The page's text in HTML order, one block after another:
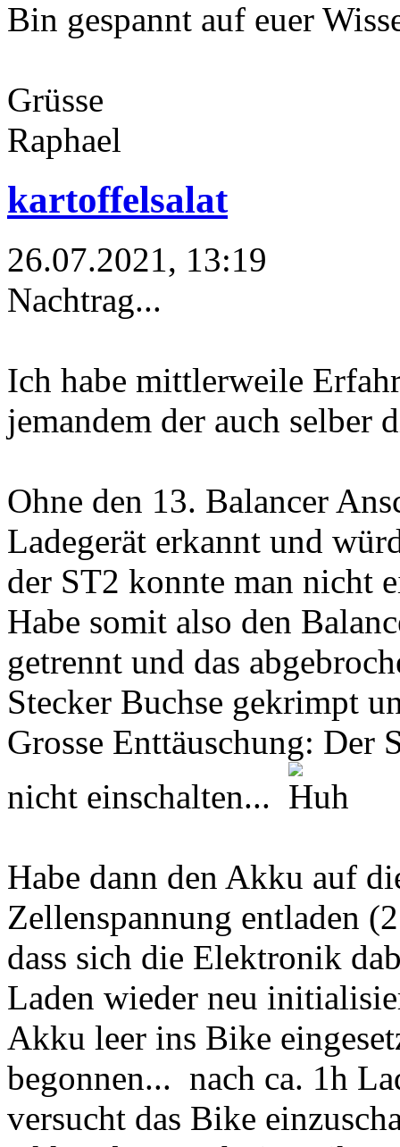
Bin gespannt auf euer
Grüsse
Raphael
kartoffelsalat
26.07.2021, 13:19
Nachtrag...
Ich habe mittlerweile
jemandem der auch selber
Ohne den 13. Balancer
Ladegerät erkannt und
der ST2 konnte man nicht
Habe somit also den
getrennt und das
Stecker Buchse gekrimpt
Grosse Enttäuschung: Der
nicht einschalten...
Habe dann den Akku auf
Zellenspannung entladen
dass sich die Elektronik
Laden wieder neu
Akku leer ins Bike
begonnen... nach ca. 1h
versucht das Bike